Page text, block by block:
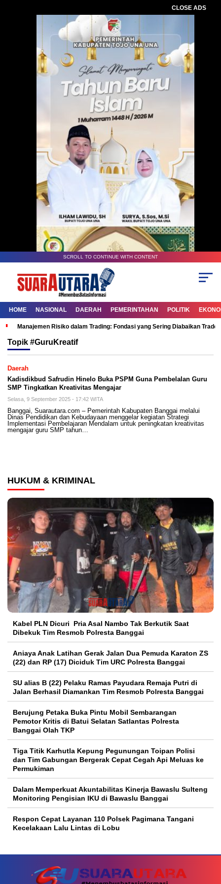
CLOSE ADS
SCROLL TO CONTINUE WITH CONTENT
HOME NASIONAL DAERAH PEMERINTAHAN POLITIK
Manajemen Risiko dalam Trading: Fondasi yang Sering Diabaikan
Topik #GuruKreatif
Daerah
Kadisdikbud Safrudin Hinelo Buka PSPM Guna Pembelalan Guru
SMP Tingkatkan Kreativitas Mengajar
Selasa, 9 September 2025 - 17:42 WITA
Banggai, Suarautara.com – Pemerintah Kabupaten Banggai melalui
Dinas Pendidikan dan Kebudayaan menggelar kegiatan Strategi
Implementasi Pembelajaran Mendalam untuk peningkatan kreativitas
mengajar guru SMP tahun…
HUKUM & KRIMINAL
Kabel PLN Dicuri Pria Asal Nambo Tak Berkutik Saat
Dibekuk Tim Resmob Polresta Banggai
Aniaya Anak Latihan Gerak Jalan Dua Pemuda Karaton ZS
(22) dan RP (17) Diciduk Tim URC Polresta Banggai
SU alias B (22) Pelaku Ramas Payudara Remaja Putri di
Jalan Berhasil Diamankan Tim Resmob Polresta Banggai
Berujung Petaka Buka Pintu Mobil Sembarangan
Pemotor Kritis di Batui Selatan Satlantas Polresta
Banggai Olah TKP
Tiga Titik Karhutla Kepung Pegunungan Toipan Polisi
dan Tim Gabungan Bergerak Cepat Cegah Api Meluas ke
Permukiman
Dalam Memperkuat Akuntabilitas Kinerja Bawaslu Sulteng
Monitoring Pengisian IKU di Bawaslu Banggai
Respon Cepat Layanan 110 Polsek Pagimana Tangani
Kecelakaan Lalu Lintas di Lobu